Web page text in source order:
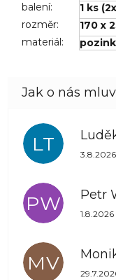
balení:
1 ks
rozměr:
170 x
materiál :
LT 3.8.2026
PW Petr
1.8.2026
MV